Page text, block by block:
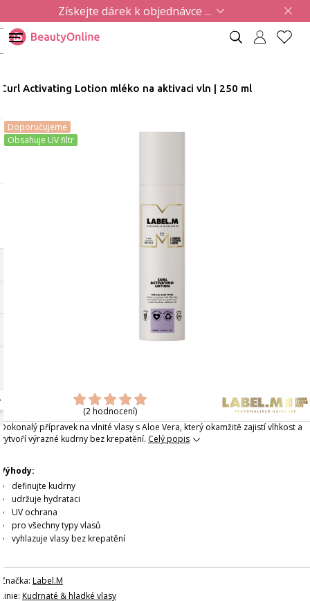
Získejte dárek k objednávce ...
Curl Activating Lotion mléko na aktivaci vln | 250 ml
Doporučujeme
Obsahuje UV filtr
(2 hodnocení)
Dokonalý přípravek na vlnité vlasy s Aloe Vera, který okamžitě zajistí vlhkost a
vytvoří výrazné kudrny bez krepatění. Celý popis
Výhody:
definujte kudrny
udržuje hydrataci
UV ochrana
pro všechny typy vlasů
vyhlazuje vlasy bez krepatění
Značka: Label.M
Linie: Kudrnaté & hladké vlasy